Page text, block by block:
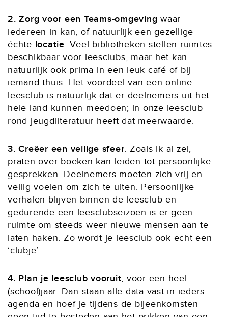
2. Zorg voor een Teams-omgeving waar
iedereen in kan, of natuurlijk een gezellige
échte locatie. Veel bibliotheken stellen ruimtes
beschikbaar voor leesclubs, maar het kan
natuurlijk ook prima in een leuk café of bij
iemand thuis. Het voordeel van een online
leesclub is natuurlijk dat er deelnemers uit het
hele land kunnen meedoen; in onze leesclub
rond jeugdliteratuur heeft dat meerwaarde.
3. Creëer een veilige sfeer. Zoals ik al zei,
praten over boeken kan leiden tot persoonlijke
gesprekken. Deelnemers moeten zich vrij en
veilig voelen om zich te uiten. Persoonlijke
verhalen blijven binnen de leesclub en
gedurende een leesclubseizoen is er geen
ruimte om steeds weer nieuwe mensen aan te
laten haken. Zo wordt je leesclub ook echt een
‘clubje’.
4. Plan je leesclub vooruit, voor een heel
(school)jaar. Dan staan alle data vast in ieders
agenda en hoef je tijdens de bijeenkomsten